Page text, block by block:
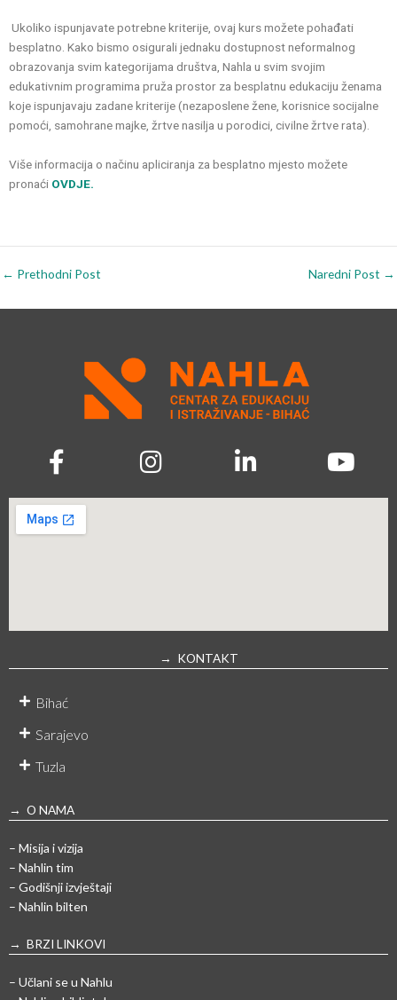
Ukoliko ispunjavate potrebne kriterije, ovaj kurs možete pohađati
besplatno. Kako bismo osigurali jednaku dostupnost neformalnog
obrazovanja svim kategorijama društva, Nahla u svim svojim
edukativnim programima pruža prostor za besplatnu edukaciju ženama
koje ispunjavaju zadane kriterije (nezaposlene žene, korisnice socijalne
pomoći, samohrane majke, žrtve nasilja u porodici, civilne žrtve rata).
Više informacija o načinu apliciranja za besplatno mjesto možete
pronaći OVDJE.
← Prethodni Post Naredni Post →
→ KONTAKT
Bihać
Sarajevo
Tuzla
→ O NAMA
– Misija i vizija
– Nahlin tim
– Godišnji izvještaji
– Nahlin bilten
→ BRZI LINKOVI
– Učlani se u Nahlu